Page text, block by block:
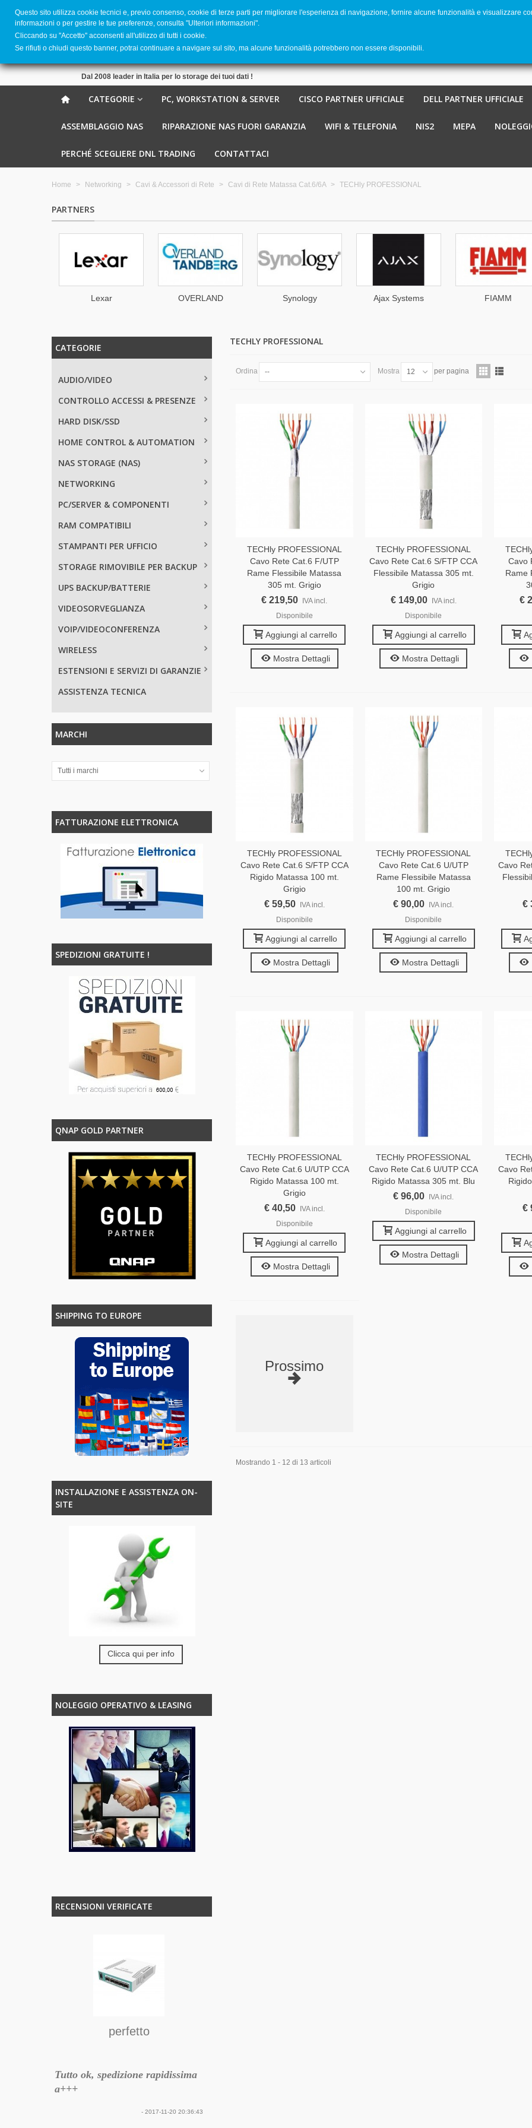
Dal 2008 leader in Italia per lo storage dei tuoi dati !
CATEGORIE PC, WORKSTATION & SERVER CISCO PARTNER UFFICIALE DELL PARTNER UFFICIALE
ASSEMBLAGGIO NAS RIPARAZIONE NAS FUORI GARANZIA WIFI & TELEFONIA NIS2 MEPA
PERCHÉ SCEGLIERE DNL TRADING CONTATTACI
Home > Networking > Cavi & Accessori di Rete > Cavi di Rete Matassa Cat.6/6A > TECHly PROFESSIONAL
PARTNERS
OVERLAND
Synology Ajax Systems FIAMM
CATEGORIE
AUDIO/VIDEO
CONTROLLO ACCESSI & PRESENZE
HARD DISK/SSD
HOME CONTROL & AUTOMATION
NAS STORAGE (NAS)
NETWORKING
PC/SERVER & COMPONENTI
RAM COMPATIBILI
STAMPANTI PER UFFICIO
STORAGE RIMOVIBILE PER BACKUP
UPS BACKUP/BATTERIE
VIDEOSORVEGLIANZA
VOIP/VIDEOCONFERENZA
WIRELESS
ESTENSIONI E SERVIZI DI GARANZIE
ASSISTENZA TECNICA
MARCHI
Tutti i marchi
FATTURAZIONE ELETTRONICA
SPEDIZIONI GRATUITE !
QNAP GOLD PARTNER
SHIPPING TO EUROPE
INSTALLAZIONE E ASSISTENZA ON-
SITE
Clicca qui per info
NOLEGGIO OPERATIVO & LEASING
RECENSIONI VERIFICATE
perfetto
Tutto ok, spedizione rapidissima
a+++
- 2017-11-20 20:36:43
TECHLY PROFESSIONAL
Ordina -- Mostra 12 per pagina
TECHly PROFESSIONAL
Cavo Rete Cat.6 F/UTP
Rame Flessibile Matassa
305 mt. Grigio
€ 219,50
IVA incl.
Disponibile
Aggiungi al carrello
Mostra Dettagli
TECHly PROFESSIONAL
Cavo Rete Cat.6 S/FTP CCA
Flessibile Matassa 305 mt.
Grigio
€ 149,00
IVA incl.
Disponibile
Aggiungi al carrello
Mostra Dettagli
Cavo
Rame
€
TECHly PROFESSIONAL
Cavo Rete Cat.6 S/FTP CCA
Rigido Matassa 100 mt.
Grigio
€ 59,50
IVA incl.
Disponibile
Aggiungi al carrello
Mostra Dettagli
TECHly PROFESSIONAL
Cavo Rete Cat.6 U/UTP
Rame Flessibile Matassa
100 mt. Grigio
€ 90,00
IVA incl.
Disponibile
Aggiungi al carrello
Mostra Dettagli
Cavo
€
TECHly PROFESSIONAL
Cavo Rete Cat.6 U/UTP CCA
Rigido Matassa 100 mt.
Grigio
€ 40,50 IVA incl.
Disponibile
Aggiungi al carrello
Mostra Dettagli
TECHly PROFESSIONAL
Cavo Rete Cat.6 U/UTP CCA
Rigido Matassa 305 mt. Blu
€ 96,00 IVA incl.
Disponibile
Aggiungi al carrello
Mostra Dettagli
Cavo
€
Prossimo
Mostrando 1 - 12 di 13 articoli
Questo sito utilizza cookie tecnici e, previo consenso, cookie di terze parti per migliorare l'esperienza di navigazione, fornire alcune funzionalità e visualizzare
informazioni o per gestire le tue preferenze, consulta "Ulteriori informazioni".
Cliccando su ''Accetto'' acconsenti all'utilizzo di tutti i cookie.
Se rifiuti o chiudi questo banner, potrai continuare a navigare sul sito, ma alcune funzionalità potrebbero non essere disponibili.